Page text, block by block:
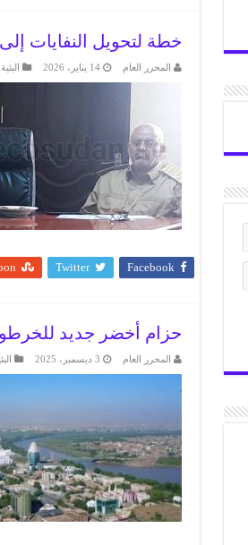
خطة لتحويل النفايات
المحرر العام 14 يناير، 2026 البئية
Facebook
Twitter
حزام أخضر جديد
المحرر العام 3 ديسمبر، 2025